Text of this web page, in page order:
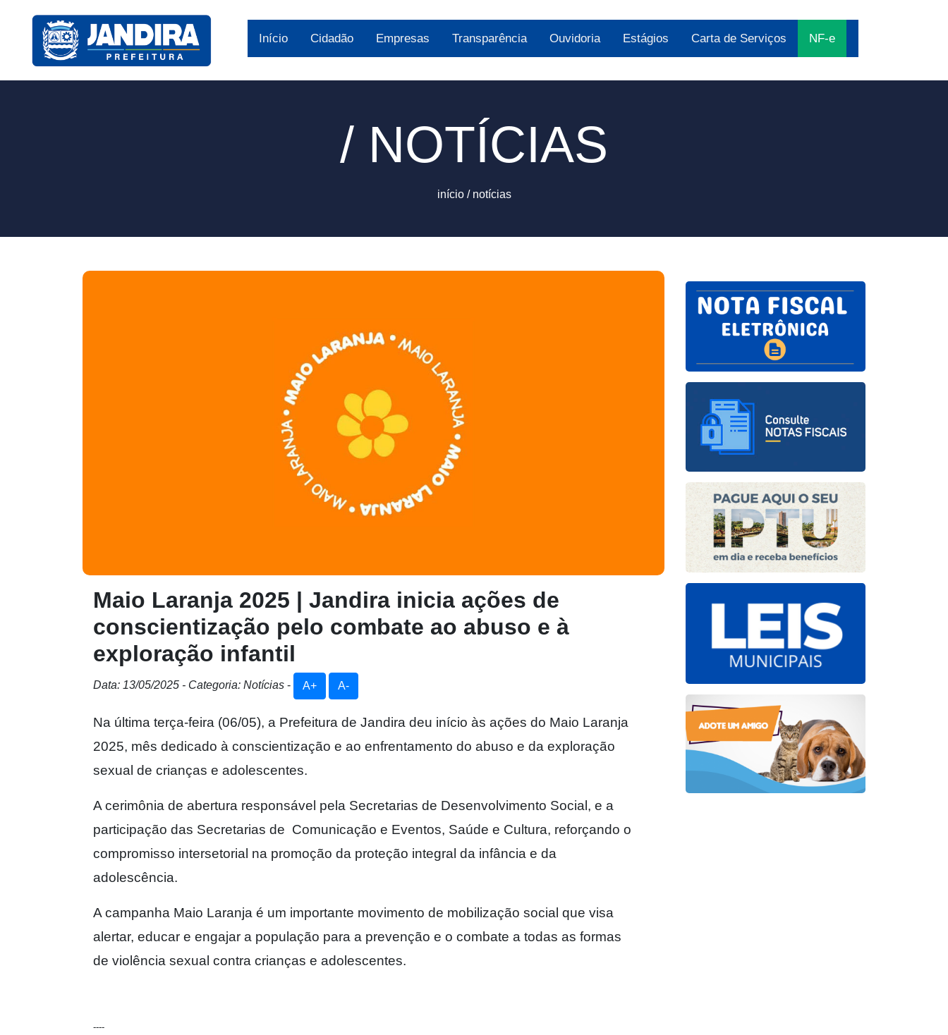
Início Cidadão Empresas Transparência Ouvidoria Estágios Carta de Serviços NF-e
/ NOTÍCIAS
início / notícias
Maio Laranja 2025 | Jandira inicia ações de
conscientização pelo combate ao abuso e à
exploração infantil
Data: 13/05/2025 - Categoria: Notícias - A+ A-
Na última terça-feira (06/05), a Prefeitura de Jandira deu início às ações do Maio Laranja
2025, mês dedicado à conscientização e ao enfrentamento do abuso e da exploração
sexual de crianças e adolescentes.
A cerimônia de abertura responsável pela Secretarias de Desenvolvimento Social, e a
participação das Secretarias de Comunicação e Eventos, Saúde e Cultura, reforçando o
compromisso intersetorial na promoção da proteção integral da infância e da
adolescência.
A campanha Maio Laranja é um importante movimento de mobilização social que visa
alertar, educar e engajar a população para a prevenção e o combate a todas as formas
de violência sexual contra crianças e adolescentes.
----